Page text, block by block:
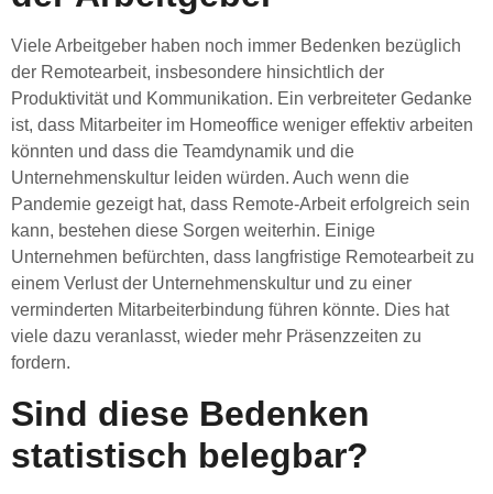
Viele Arbeitgeber haben noch immer Bedenken bezüglich
der Remotearbeit, insbesondere hinsichtlich der
Produktivität und Kommunikation. Ein verbreiteter Gedanke
ist, dass Mitarbeiter im Homeoffice weniger effektiv arbeiten
könnten und dass die Teamdynamik und die
Unternehmenskultur leiden würden. Auch wenn die
Pandemie gezeigt hat, dass Remote-Arbeit erfolgreich sein
kann, bestehen diese Sorgen weiterhin. Einige
Unternehmen befürchten, dass langfristige Remotearbeit zu
einem Verlust der Unternehmenskultur und zu einer
verminderten Mitarbeiterbindung führen könnte. Dies hat
viele dazu veranlasst, wieder mehr Präsenzzeiten zu
fordern.
Sind diese Bedenken
statistisch belegbar?